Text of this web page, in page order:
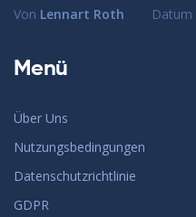
Von Lennart Roth Datum
Menü
Über Uns
Nutzungsbedingungen
Datenschutzrichtlinie
GDPR